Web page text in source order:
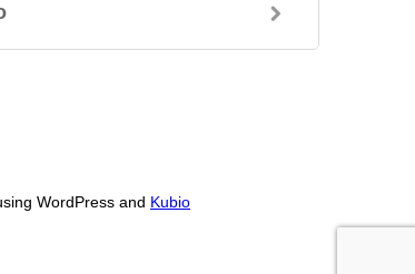
WordPress and Kubio